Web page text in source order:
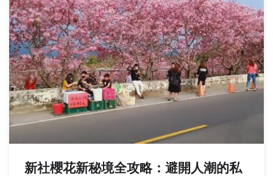
新社櫻花新秘境全攻略：避開人潮的私